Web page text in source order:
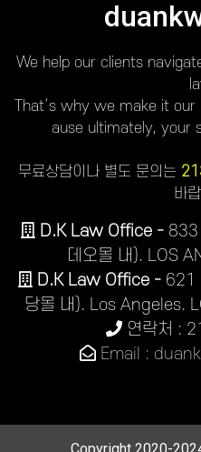
We help our clients
That’s why we make it
ause ultimately, your
무료상담이나 별도 문의는
바
D.K Law Office - 833
데오몰 내). LOS
D.K Law Office - 621
당몰 내). Los Angeles.
연락처 :
Email :